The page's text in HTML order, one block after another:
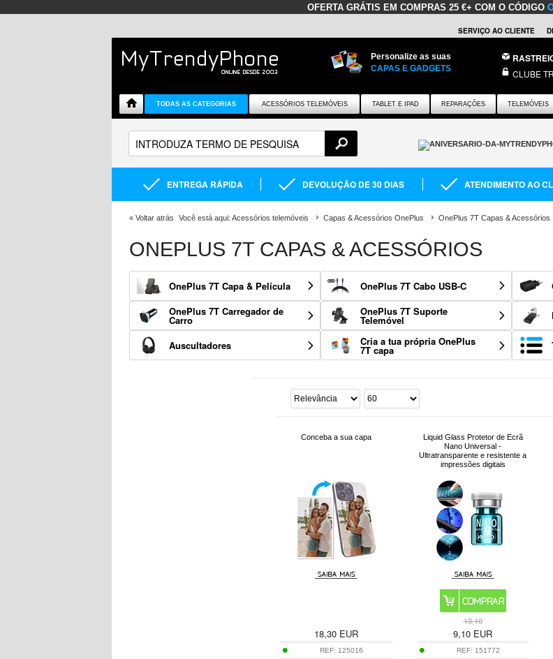
OFERTA GRÁTIS EM COMPRAS 25 €+ COM O CÓDIGO
SERVIÇO AO CLIENTE
Personalize as suas
CAPAS E GADGETS
CLUBE
TODAS AS CATEGORIAS ACESSÓRIOS TELEMÓVEIS TABLET E IPAD REPARAÇÕES TELEMÓVEIS
ENTREGA RÁPIDA DEVOLUÇÃO DE 30 DIAS ATENDIMENTO AO
« Voltar atrás Você está aqui: Acessórios telemóveis Capas & Acessórios OnePlus OnePlus 7T Capas & Acessórios
ONEPLUS 7T CAPAS & ACESSÓRIOS
OnePlus 7T Capa & Película OnePlus 7T Cabo USB-C
OnePlus 7T Carregador de
Carro
OnePlus 7T Suporte
Telemóvel
Auscultadores Cria a tua própria OnePlus
7T capa
Conceba a sua capa
18,30EUR
REF: 125016
Liquid Glass Protetor de Ecrã
Nano Universal -
Ultratransparente e resistente a
impressões digitais
13,10
9,10 EUR
REF: 151772